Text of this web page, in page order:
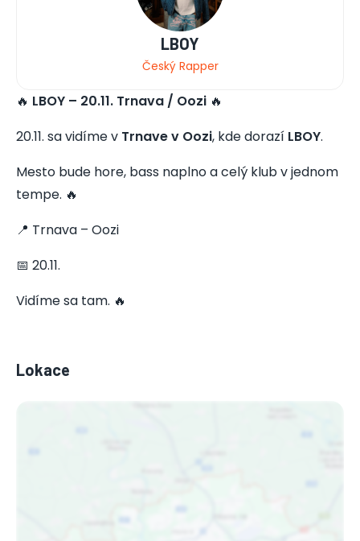
LBOY
Český Rapper
🔥 LBOY – 20.11. Trnava / Oozi 🔥
20.11. sa vidíme v Trnave v Oozi, kde dorazí LBOY.
Mesto bude hore, bass naplno a celý klub v jednom
tempe. 🔥
📍 Trnava – Oozi
📅 20.11.
Vidíme sa tam. 🔥
Lokace